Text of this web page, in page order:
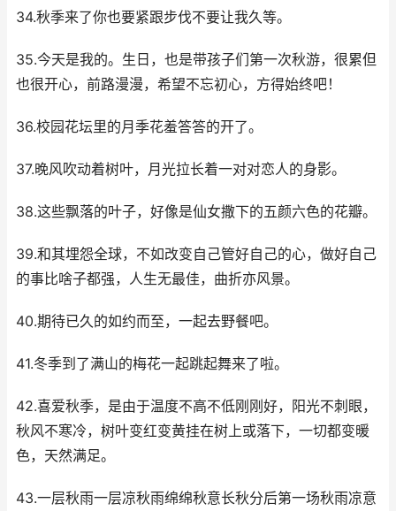
34.秋季来了你也要紧跟步伐不要让我久等。
35.今天是我的。生日，也是带孩子们第一次秋游，很累但
也很开心，前路漫漫，希望不忘初心，方得始终吧！
36.校园花坛里的月季花羞答答的开了。
37.晚风吹动着树叶，月光拉长着一对对恋人的身影。
38.这些飘落的叶子，好像是仙女撒下的五颜六色的花瓣。
39.和其埋怨全球，不如改变自己管好自己的心，做好自己
的事比啥子都强，人生无最佳，曲折亦风景。
40.期待已久的如约而至，一起去野餐吧。
41.冬季到了满山的梅花一起跳起舞来了啦。
42.喜爱秋季，是由于温度不高不低刚刚好，阳光不刺眼，
秋风不寒冷，树叶变红变黄挂在树上或落下，一切都变暖
色，天然满足。
43.一层秋雨一层凉秋雨绵绵秋意长秋分后第一场秋雨凉意